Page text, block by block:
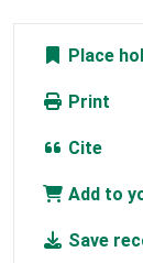
Place
Print
Cite
Add to
Save